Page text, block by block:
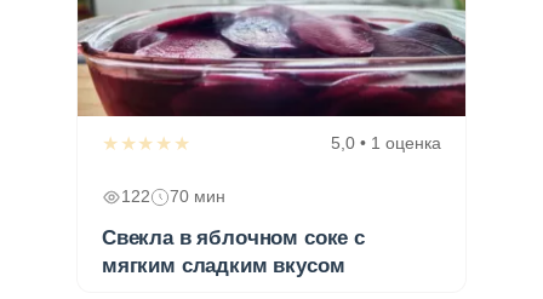
★★★★★ 5,0 • 1 оценка
122 70 мин
Свекла в яблочном соке с
мягким сладким вкусом